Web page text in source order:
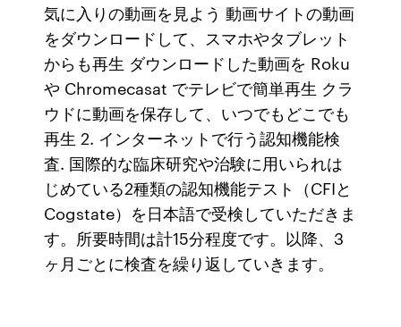
気に入りの動画を見よう 動画サイトの動画
をダウンロードして、スマホやタブレット
からも再生 ダウンロードした動画を Roku
や Chromecasat でテレビで簡単再生 クラ
ウドに動画を保存して、いつでもどこでも
再生 2. インターネットで行う認知機能検
査. 国際的な臨床研究や治験に用いられは
じめている2種類の認知機能テスト（CFIと
Cogstate）を日本語で受検していただきま
す。所要時間は計15分程度です。以降、3
ヶ月ごとに検査を繰り返していきます。